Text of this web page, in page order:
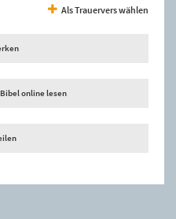
Als Trauervers wählen
online lesen